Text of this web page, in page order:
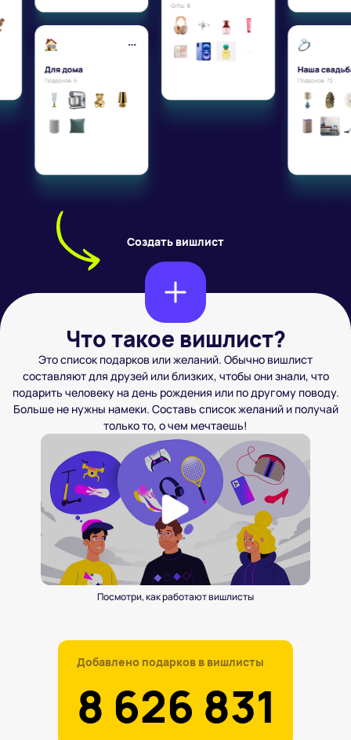
Создать вишлист
Что такое вишлист?
Это список подарков или желаний. Обычно вишлист
составляют для друзей или близких, чтобы они знали, что
подарить человеку на день рождения или по другому поводу.
Больше не нужны намеки. Составь список желаний и получай
только то, о чем мечтаешь!
Посмотри, как работаютвишлисты
Наши пользователи получили
1 135 457
Создано вишлистов в «Подаркусе»
412 189
Добавлено подарков в вишлисты
8 626 831